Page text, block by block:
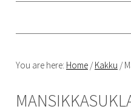
You are here: Home / Kakku /